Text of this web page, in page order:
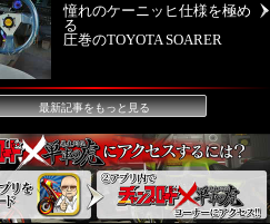
憧れのケーニッヒ仕様を極め
る
圧巻のTOYOTA SOARER
最新記事をもっと見る